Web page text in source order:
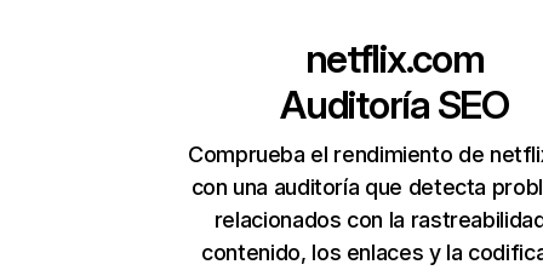
netflix.com
Auditoría SEO
Comprueba el rendimiento de
con una auditoría que detecta
relacionados con la
contenido, los enlaces y la